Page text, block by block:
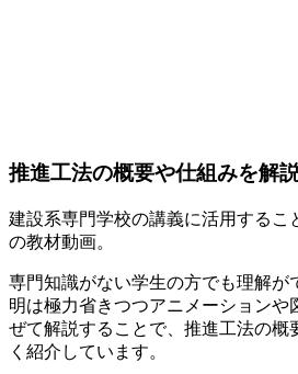
推進工法の概要や仕組みを解
建設系専門学校の講義に活用するこ
の教材動画。
専門知識がない学生の方でも理解が
明は極力省きつつアニメーションや
ぜて解説することで、推進工法の概
く紹介しています。